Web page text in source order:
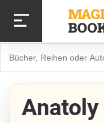
zum
Inhalt
Anatoly